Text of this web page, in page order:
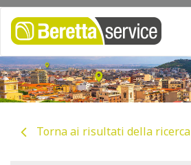
Torna ai risultati della ricerca